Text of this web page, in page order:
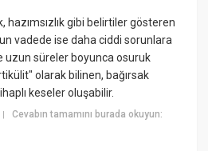
hazımsızlık gibi belirtiler gösteren
vadede ise daha ciddi sorunlara
uzun süreler boyunca osuruk
olarak bilinen, bağırsak
keseler oluşabilir.
|Cevabın tamamını burada okuyun: